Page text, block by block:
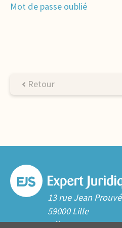
Mot de passe oublié
Retour
13 rue Jean Prouvé
59000 Lille
Tél. 03 20 06 70 10